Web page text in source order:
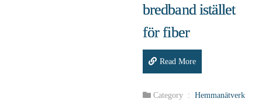
bredband istället
för fiber
Read More
Category : Hemmanätverk